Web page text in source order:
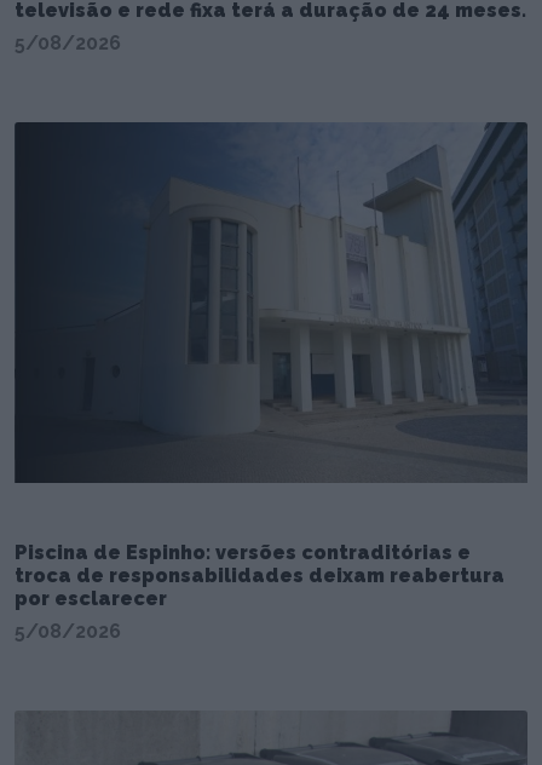
televisão e rede fixa terá a duração de 24 meses.
5/08/2026
Piscina de Espinho: versões contraditórias e
troca de responsabilidades deixam reabertura
por esclarecer
5/08/2026